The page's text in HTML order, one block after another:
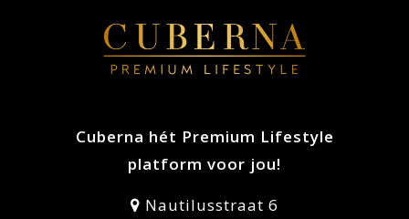
Cuberna hét Premium Lifestyle
platform voor jou!
Nautilusstraat 6